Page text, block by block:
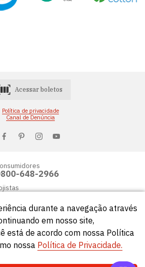
Acessar boletos
Política de privacidade
Canal de Denúncia
648-2966
- Todos os direitos reservados.
durante a navegação através
em nosso site,
está de acordo com nossa Política
nossa Política de Privacidade.